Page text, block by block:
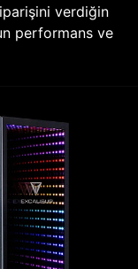
verdiğin
performans ve